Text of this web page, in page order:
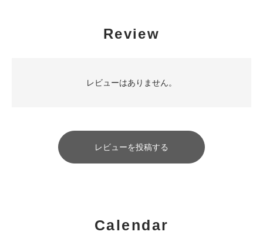
Review
レビューはありません。
レビューを投稿する
Calendar